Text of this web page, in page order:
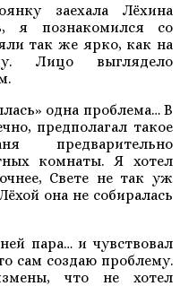
заехала Лёхина
я познакомился со
так же ярко, как на
Лицо выглядело
одна проблема… В
предполагал такое
предварительно
комнаты. Я хотел
Свете не так уж
она не собиралась
пара… и чувствовал
сам создаю проблему.
что не хотел